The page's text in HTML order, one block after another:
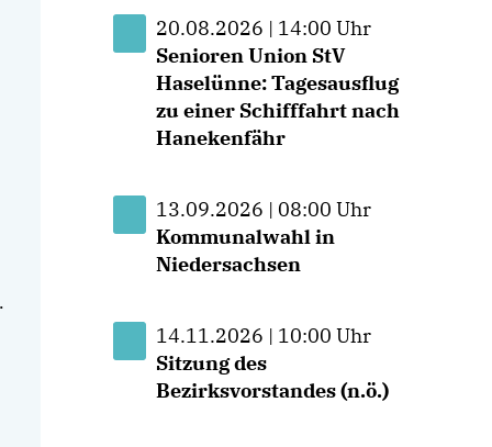
20.08.2026 | 14:00 Uhr
Senioren Union StV
Haselünne: Tagesausflug
zu einer Schifffahrt nach
Hanekenfähr
13.09.2026 | 08:00 Uhr
Kommunalwahl in
Niedersachsen
14.11.2026 | 10:00 Uhr
Sitzung des
Bezirksvorstandes (n.ö.)